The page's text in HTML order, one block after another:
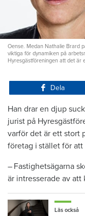
Oense. Medan Nathalie Brard
viktiga för dynamiken på
Hyresgästföreningen att det är
Dela
Han drar en djup
jurist på
varför det är ett stort
företag i stället för
– Fastighetsägarna
är intresserade av
Läs också